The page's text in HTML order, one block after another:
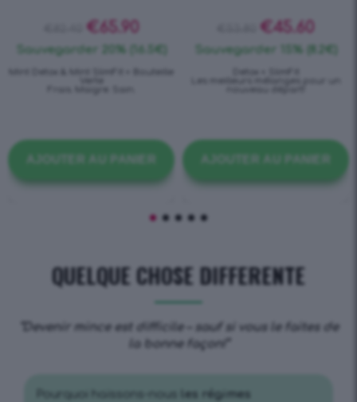
€ 65.90
Sauvegarder 20% (16.5€)
€ 45.60
Sauvegarder 15% (8.2€)
QUELQUE CHOSE DIFFERENTE
“Devenir mince est difficile – sauf si vous le faites de
la bonne façon!”
Pourquoi haïssons-nous les
régimes